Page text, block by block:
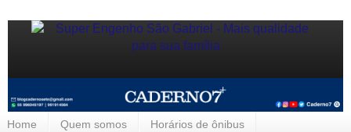
Home Quem somos Horários de ônibus